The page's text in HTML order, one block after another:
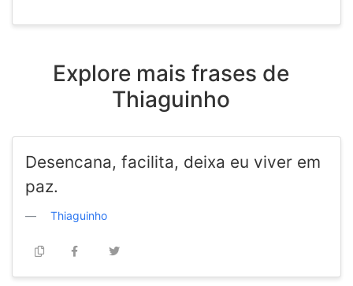
Explore mais frases de
Thiaguinho
Desencana, facilita, deixa eu viver em
paz.
Thiaguinho